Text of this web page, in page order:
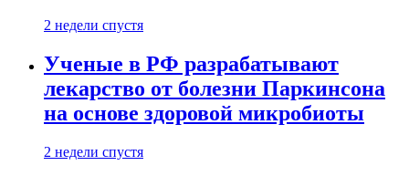
2 недели спустя
Ученые в РФ разрабатывают
лекарство от болезни Паркинсона
на основе здоровой микробиоты
2 недели спустя